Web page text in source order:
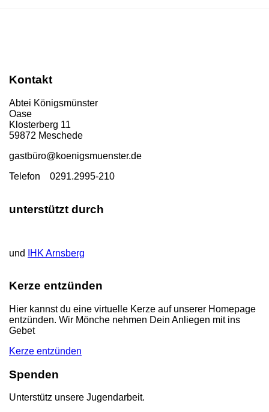
Kontakt
Abtei Königsmünster
Oase
Klosterberg 11
59872 Meschede
gastbüro@koenigsmuenster.de
Telefon 0291.2995-210
unterstützt durch
und IHK Arnsberg
Kerze entzünden
Hier kannst du eine virtuelle Kerze auf unserer Homepage
entzünden. Wir Mönche nehmen Dein Anliegen mit ins
Gebet
Kerze entzünden
Spenden
Unterstütz unsere Jugendarbeit.